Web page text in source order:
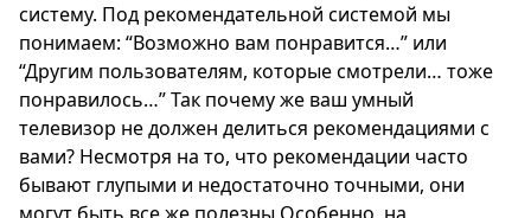
систему. Под рекомендательной системой мы
понимаем: “Возможно вам понравится…” или
“Другим пользователям, которые смотрели… тоже
понравилось…” Так почему же ваш умный
телевизор не должен делиться рекомендациями с
вами? Несмотря на то, что рекомендации часто
бывают глупыми и недостаточно точными, они